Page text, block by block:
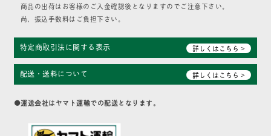
商品の出荷はお客様のご入金確認後となりますのでご注意下さい。
尚、振込手数料はご負担下さい。
特定商取引法に関する表示 詳しくはこちら >
配送・送料について 詳しくはこちら >
●運送会社はヤマト運輸での配送となります。